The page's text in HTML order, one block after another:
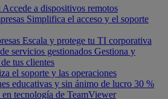
Accede a dispositivos remotos
Simplifica el acceso y el soporte
Escala y protege tu TI corporativa
servicios gestionados Gestiona y
tus clientes
el soporte y las operaciones
educativas y sin ánimo de lucro 30 %
en tecnología de TeamViewer